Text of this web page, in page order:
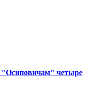
"Осиповичам" четыре